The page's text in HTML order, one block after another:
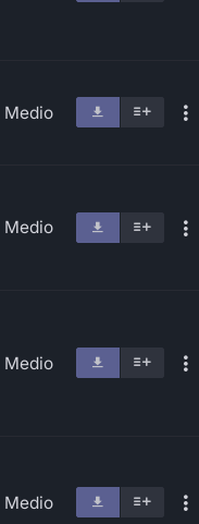
Medio
Medio
Medio
Medio